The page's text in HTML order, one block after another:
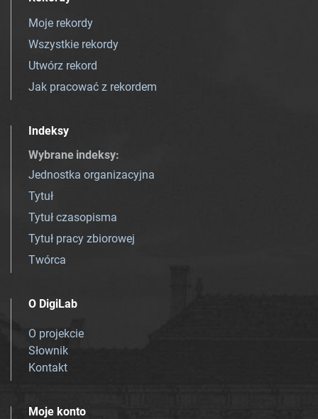
Moje rekordy
Wszystkie rekordy
Utwórz rekord
Jak pracować z rekordem
Indeksy
Wybrane indeksy:
Jednostka organizacyjna
Tytuł
Tytuł czasopisma
Tytuł pracy zbiorowej
Twórca
O DigiLab
O projekcie
Słownik
Kontakt
Moje konto